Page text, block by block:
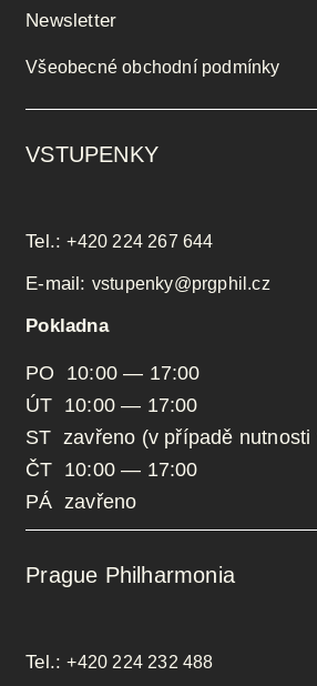
Newsletter
Všeobecné obchodní podmínky
VSTUPENKY
Tel.:+420 224 267 644
E-mail: vstupenky@prgphil.cz
Pokladna
PO 10:00 — 17:00
ÚT 10:00 — 17:00
ST zavřeno (v případě nutnosti
ČT 10:00 — 17:00
PÁ zavřeno
Prague Philharmonia
Tel.:+420 224 232 488